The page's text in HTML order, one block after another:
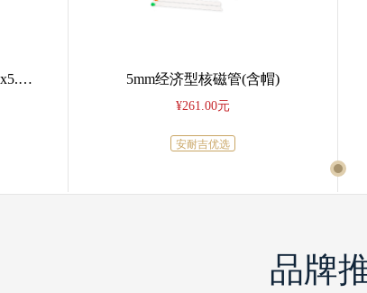
GF254型高效TLC硅胶板2.5x5.0cm， 羧甲基纤维素钠黏结， 薄层涂层0.2-0.25mm 5mm经济型核磁管(含帽)
¥261.00元
安耐吉优选
品牌
清朗网络空间，人人受益；筑牢
从规范每一则网络信息做起，共同
为维护全球化学品安全秩序，助力产业高质量发展、